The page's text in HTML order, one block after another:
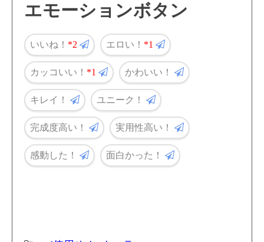
エモーションボタン
いいね！ 2 エロい！ 1
カッコいい！ 1 かわいい！
キレイ！ ユニーク！
完成度高い！ 実用性高い！
感動した！ 面白かった！